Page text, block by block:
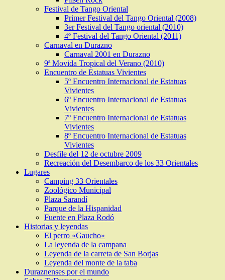
Festival de Tango Oriental
Primer Festival del Tango Oriental (2008)
3er Festival del Tango oriental (2010)
4º Festival del Tango Oriental (2011)
Carnaval en Durazno
Carnaval 2001 en Durazno
9ª Movida Tropical del Verano (2010)
Encuentro de Estatuas Vivientes
5º Encuentro Internacional de Estatuas
Vivientes
6º Encuentro Internacional de Estatuas
Vivientes
7º Encuentro Internacional de Estatuas
Vivientes
8º Encuentro Internacional de Estatuas
Vivientes
Desfile del 12 de octubre 2009
Recreación del Desembarco de los 33 Orientales
Lugares
Camping 33 Orientales
Zoológico Municipal
Plaza Sarandí
Parque de la Hispanidad
Fuente en Plaza Rodó
Historias y leyendas
El perro «Gaucho»
La leyenda de la campana
Leyenda de la carreta de San Borjas
Leyenda del monte de la taba
Duraznenses por el mundo